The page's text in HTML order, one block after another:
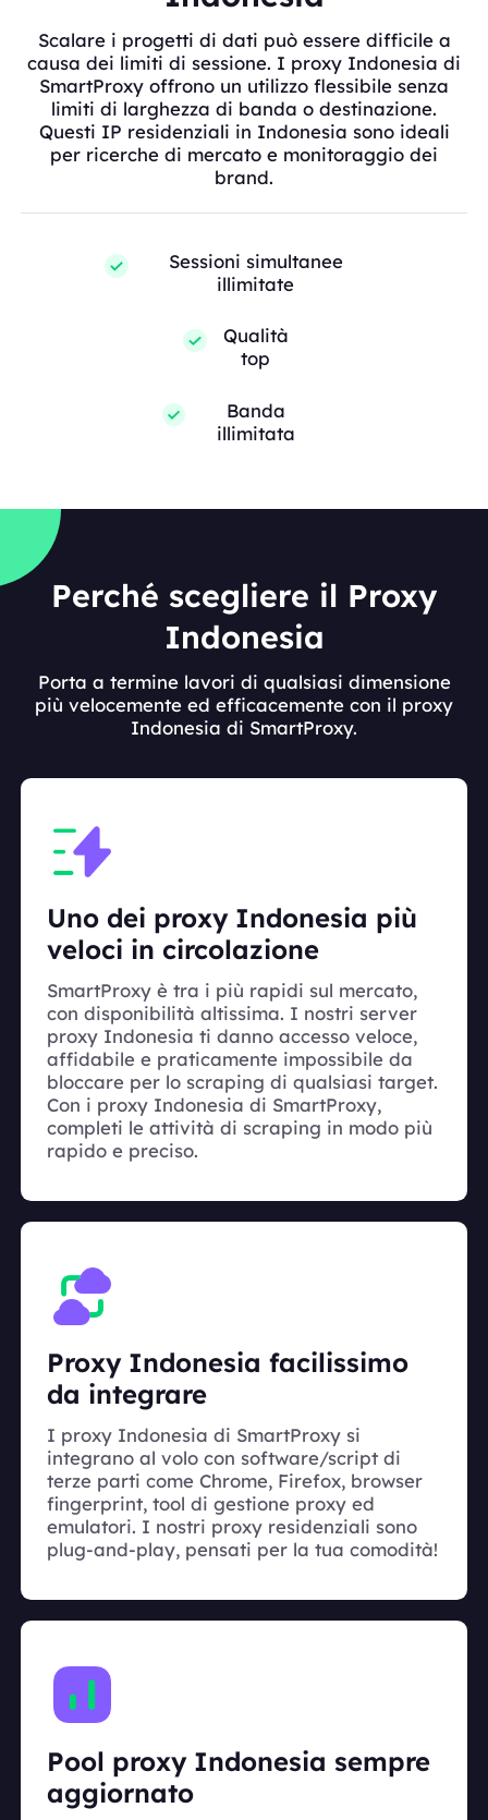
Scalare i progetti di dati può essere difficile a
causa dei limiti di sessione. I proxy Indonesia di
SmartProxy offrono un utilizzo flessibile senza
limiti di larghezza di banda o destinazione.
Questi IP residenziali in Indonesia sono ideali
per ricerche di mercato e monitoraggio dei
brand.
Sessioni simultanee
illimitate
Qualità
top
Banda
illimitata
Perché scegliere il Proxy
Indonesia
Porta a termine lavori di qualsiasi dimensione
più velocemente ed efficacemente con il proxy
Indonesia di SmartProxy.
Uno dei proxy Indonesia più
veloci in circolazione
SmartProxy è tra i più rapidi sul mercato,
con disponibilità altissima. I nostri server
proxy Indonesia ti danno accesso veloce,
affidabile e praticamente impossibile da
bloccare per lo scraping di qualsiasi target.
Con i proxy Indonesia di SmartProxy,
completi le attività di scraping in modo più
rapido e preciso.
Proxy Indonesia facilissimo
da integrare
I proxy Indonesia di SmartProxy si
integrano al volo con software/script di
terze parti come Chrome, Firefox, browser
fingerprint, tool di gestione proxy ed
emulatori. I nostri proxy residenziali sono
plug-and-play, pensati per la tua comodità!
Pool proxy Indonesia sempre
aggiornato